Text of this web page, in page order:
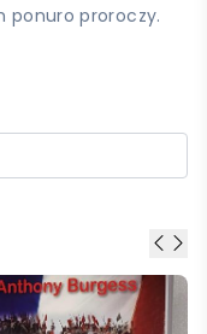
ponuro proroczy.